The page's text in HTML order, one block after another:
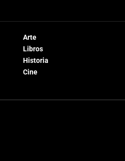
Arte
Libros
Historia
Cine